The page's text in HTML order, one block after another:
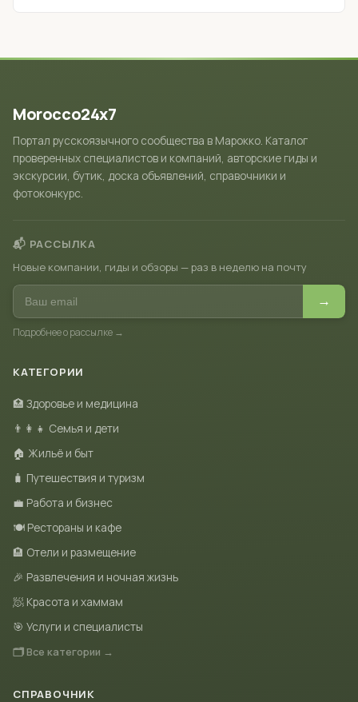
Morocco24x7
Портал русскоязычного сообщества в Марокко. Каталог
проверенных специалистов и компаний, авторские гиды и
экскурсии, бутик, доска объявлений, справочники и
фотоконкурс.
📬 РАССЫЛКА
Новые компании, гиды и обзоры — раз в неделю на почту
→
Подробнее о рассылке →
КАТЕГОРИИ
🏥 Здоровье и медицина
👨‍👩‍👧 Семья и дети
🏠 Жильё и быт
🧳 Путешествия и туризм
💼 Работа и бизнес
🍽 Рестораны и кафе
🏨 Отели и размещение
🎉 Развлечения и ночная жизнь
🧖 Красота и хаммам
🎯 Услуги и специалисты
🗂 Все категории →
СПРАВОЧНИК